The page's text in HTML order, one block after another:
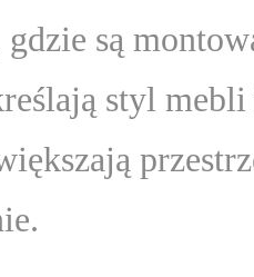
są
styl mebli